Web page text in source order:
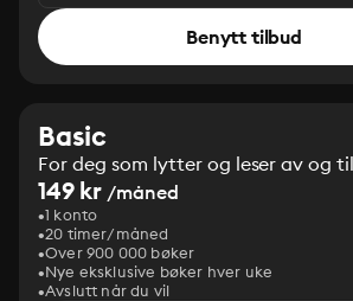
Benytt tilbud
Basic
For deg som lytter og leser av og
149 kr /måned
1 konto
20 timer/måned
Over 900 000 bøker
Nye eksklusive bøker hver uke
Avslutt når du vil